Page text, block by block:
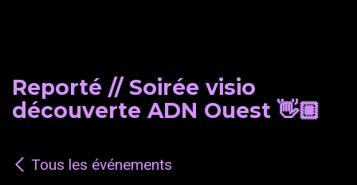
Reporté // Soirée visio
découverte ADN Ouest 👋🏼
Tous les événements